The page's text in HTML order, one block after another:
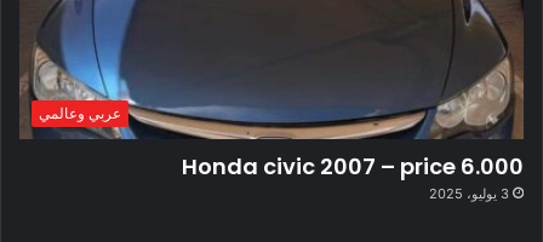
عربي وعالمي
Honda civic 2007 – price 6.000
3 يوليو، 2025